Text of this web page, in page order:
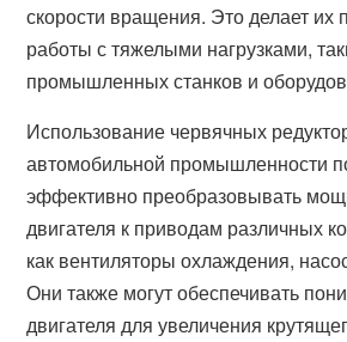
скорости вращения. Это делает их
работы с тяжелыми нагрузками,
промышленных станков и
Использование червячных
автомобильной промышленности
эффективно преобразовывать
двигателя к приводам различных
как вентиляторы охлаждения,
Они также могут обеспечивать
двигателя для увеличения